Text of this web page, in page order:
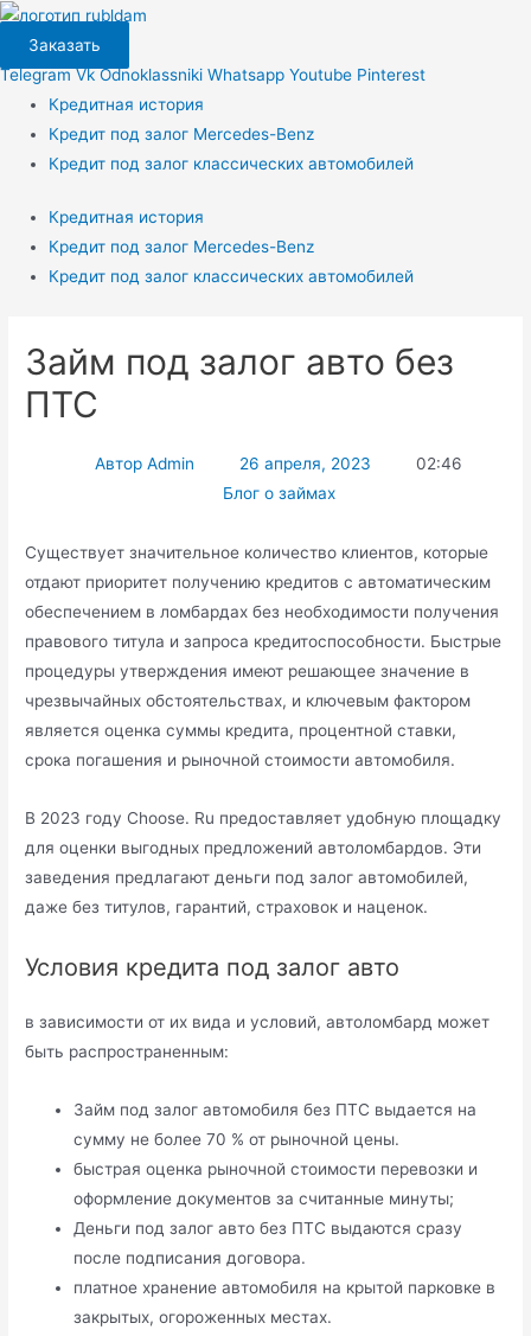
Перейти
содержимому
Заказать
Telegram Vk Odnoklassniki Whatsapp Youtube Pinterest
Кредитная история
Кредит под залог Mercedes-Benz
Кредит под залог классических автомобилей
Кредитная история
Кредит под залог Mercedes-Benz
Кредит под залог классических автомобилей
Займ под залог авто без
ПТС
АвторAdmin 26 апреля, 2023
02:46
Блог о займах
Существует значительное количество клиентов, которые
отдают приоритет получению кредитов с автоматическим
обеспечением в ломбардах без необходимости получения
правового титула и запроса кредитоспособности. Быстрые
процедуры утверждения имеют решающее значение в
чрезвычайных обстоятельствах, и ключевым фактором
является оценка суммы кредита, процентной ставки,
срока погашения и рыночной стоимости автомобиля.
В 2023 году Choose. Ru предоставляет удобную площадку
для оценки выгодных предложений автоломбардов. Эти
заведения предлагают деньги под залог автомобилей,
даже без титулов, гарантий, страховок и наценок.
Условия кредита под залог авто
в зависимости от их вида и условий, автоломбард может
быть распространенным:
Займ под залог автомобиля без ПТС выдается на
сумму не более 70 % от рыночной цены.
быстрая оценка рыночной стоимости перевозки и
оформление документов за считанные минуты;
Деньги под залог авто без ПТС выдаются сразу
после подписания договора.
платное хранение автомобиля на крытой парковке в
закрытых, огороженных местах.